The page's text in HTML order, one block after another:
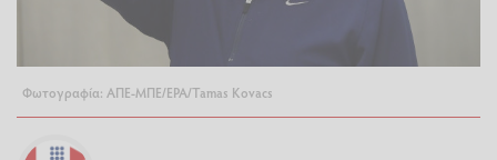
Φωτογραφία: ΑΠΕ-ΜΠΕ/EPA/Tamas Kovacs